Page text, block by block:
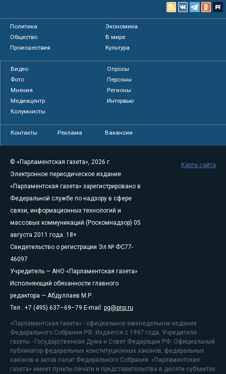
Политика
Экономика
Общество
В мире
Происшествия
Культура
Видео
Опросы
Фото
Персоны
Мнения
Регионы
Медиацентр
Интервью
Колумнисты
Контакты Реклама Вакансии
© «Парламентская газета», 2026 г.
Электронное периодическое издание
«Парламентская газета» зарегистрировано в
Федеральной службе по надзору в сфере
связи, информационных технологий и
массовых коммуникаций (Роскомнадзор) 05
августа 2011 года. 18+
Свидетельство о регистрации Эл № ФС77-
46097
Учредитель — АНО «Парламентская газета»
Исполняющий обязанности главного
редактора — Абдуллаев М.Р.
Тел.: +7 (495) 637–69–79 E-mail: pg@pnp.ru
«Парламентская газета» - официальное еженедельное издание
Федерального Собрания РФ. Издается с 1997 года. Учредители
газеты - Государственная Дума и Совет Федерации РФ. Официальный
публикатор федеральных конституционных законов, федеральных
законов и актов палат Федерального Собрания. «Парламентская
газета» имеет пункты печати и представительства в десяти субъектах
Карта сайта